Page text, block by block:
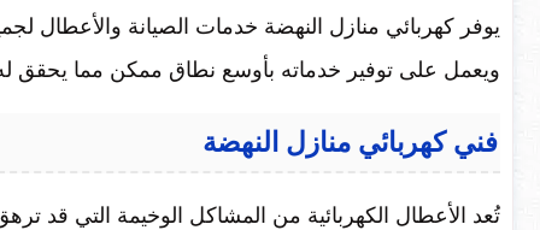
يوفر كهربائي منازل النهضة خدمات الصيانة والأعطال
ويعمل على توفير خدماته بأوسع نطاق ممكن مما يحقق
فني كهربائي منازل النهضة
تُعد الأعطال الكهربائية من المشاكل الوخيمة التي قد